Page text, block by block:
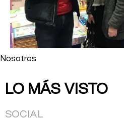
Nosotros
LO MÁS VISTO
SOCIAL